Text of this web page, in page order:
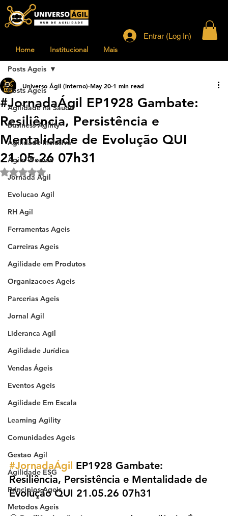
Home Institucional Mais
Entrar (Log In)
Posts Ageis
Agilidade na Saude
Business Agility
Agilidade Inclusiva
Agile Women
Jornada Agil
Evolucao Agil
RH Agil
Ferramentas Ageis
Carreiras Ageis
Agilidade em Produtos
Organizacoes Ageis
Parcerias Ageis
Jornal Agil
Lideranca Agil
Agilidade Jurídica
Vendas Ágeis
Eventos Ageis
Agilidade Em Escala
Learning Agility
Comunidades Ageis
Gestao Agil
Agilidade ESG
Principios Ageis
Metodos Ageis
Posts Ageis
#JornadaÁgil EP1928 Gambate:
Resiliência, Persistência e
Mentalidade de Evolução QUI
21.05.26 07h31
Universo Ágil (interno) May 20 1 min read
Rated NaN out of 5 stars.
#JornadaÁgil EP1928 Gambate:
Resiliência, Persistência e Mentalidade de
Evolução QUI 21.05.26 07h31